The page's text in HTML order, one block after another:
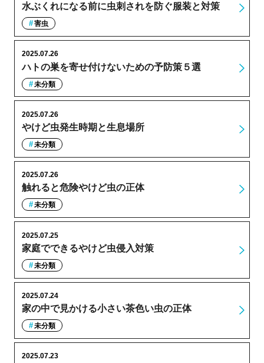
水ぶくれになる前に虫刺されを防ぐ服装と対策
害虫
ハトの巣を寄せ付けないための予防策５選
2025.07.26
未分類
やけど虫発生時期と生息場所
2025.07.26
未分類
触れると危険やけど虫の正体
2025.07.26
未分類
家庭でできるやけど虫侵入対策
2025.07.25
未分類
家の中で見かける小さい茶色い虫の正体
2025.07.24
未分類
2025.07.23